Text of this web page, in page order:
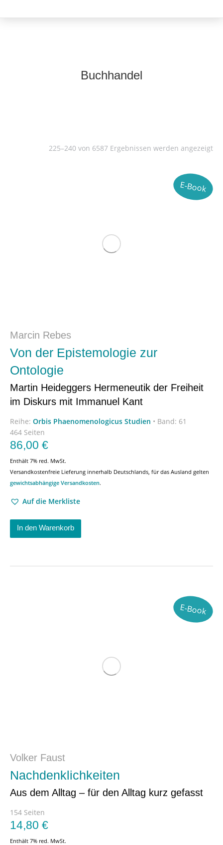
Buchhandel
225–240 von 6587 Ergebnissen werden angezeigt
E-Book
Marcin Rebes
Von der Epistemologie zur
Ontologie
Martin Heideggers Hermeneutik der Freiheit
im Diskurs mit Immanuel Kant
Reihe: Orbis Phaenomenologicus Studien • Band: 61
464 Seiten
86,00 €
Enthält 7% red. MwSt.
Versandkostenfreie Lieferung innerhalb Deutschlands, für das Ausland gelten
gewichtsabhängige Versandkosten.
Auf die Merkliste
In den Warenkorb
E-Book
Volker Faust
Nachdenklichkeiten
Aus dem Alltag – für den Alltag kurz gefasst
154 Seiten
14,80 €
Enthält 7% red. MwSt.